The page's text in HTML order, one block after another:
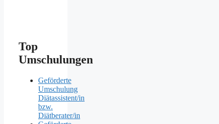
Top
Umschulungen
Geförderte
Umschulung
Diätassistent/in
bzw.
Diätberater/in